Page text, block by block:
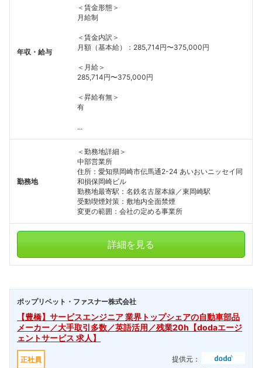
年収・給与
＜賃金形態＞
月給制
＜賃金内訳＞
月額（基本給）：285,714円〜375,000円
＜月給＞
285,714円〜375,000円
＜昇給有無＞
有
...
勤務地
＜勤務地詳細＞
中部営業所
住所：愛知県岡崎市伝馬通2-24 あいおいニッセイ同
和損保岡崎ビル
勤務地最寄駅：名鉄名古屋本線／東岡崎駅
受動喫煙対策：敷地内全面禁煙
変更の範囲：会社の定める事業所
詳細を見る
ポップリベット・ファスナー株式会社
【豊橋】サービスエンジニア 業界トップシェアの自動車部品
メーカー／大手取引多数／英語活用／残業20h【dodaエージ
ェントサービス 求人】
正社員
提供元：